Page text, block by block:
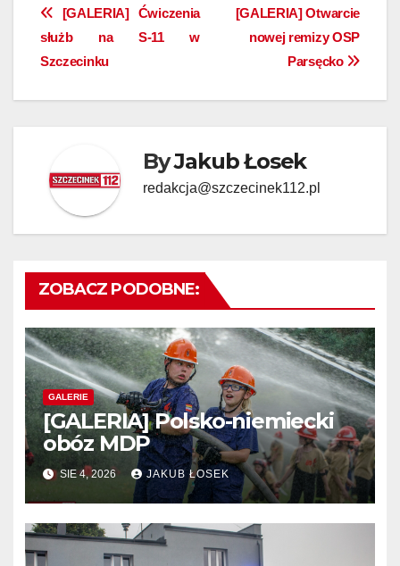
Nawigacja
wpisu
[GALERIA] Otwarcie
nowej remizy OSP
Parsęcko
[GALERIA] Ćwiczenia
służb na S-11 w
Szczecinku
ByJakub Łosek
redakcja@szczecinek112.pl
ZOBACZ PODOBNE:
GALERIE
[GALERIA] Polsko-niemiecki
obóz MDP
SIE 4, 2026 JAKUB ŁOSEK